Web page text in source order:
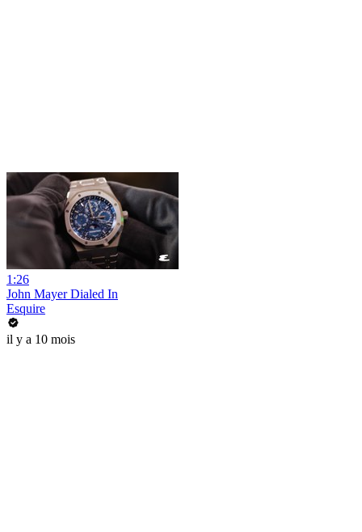
1:26
John Mayer Dialed In
Esquire
il y a 10 mois